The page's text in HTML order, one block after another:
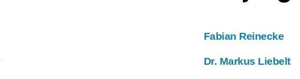
Fabian Reinecke
Dr. Markus Liebelt